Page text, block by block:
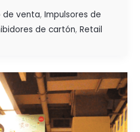
de venta, Impulsores de
de cartón, Retail